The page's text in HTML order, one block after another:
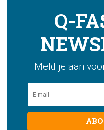
Q-
Meld je aan